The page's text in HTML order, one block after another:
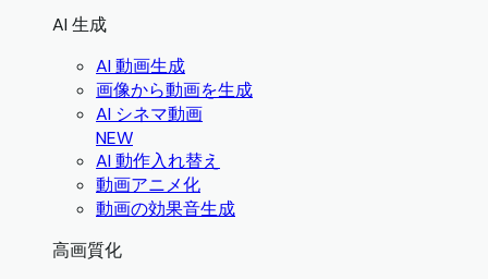
AI 生成
AI 動画生成
画像から動画を生成
AI シネマ動画
NEW
AI 動作入れ替え
動画アニメ化
動画の効果音生成
高画質化